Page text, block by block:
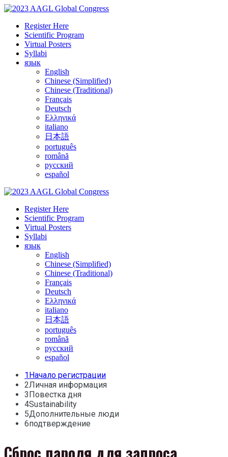
Register Here
Scientific Program
Virtual Posters
Syllabi
язык
English
Chinese (Simplified)
Chinese (Traditional)
Français
Deutsch
Ελληνικά
italiano
日本語
português
română
русский
español
Register Here
Scientific Program
Virtual Posters
Syllabi
язык
English
Chinese (Simplified)
Chinese (Traditional)
Français
Deutsch
Ελληνικά
italiano
日本語
português
română
русский
español
1Начало регистрации
2Личная информация
3Повестка дня
4Sustainability
5Дополнительные люди
6подтверждение